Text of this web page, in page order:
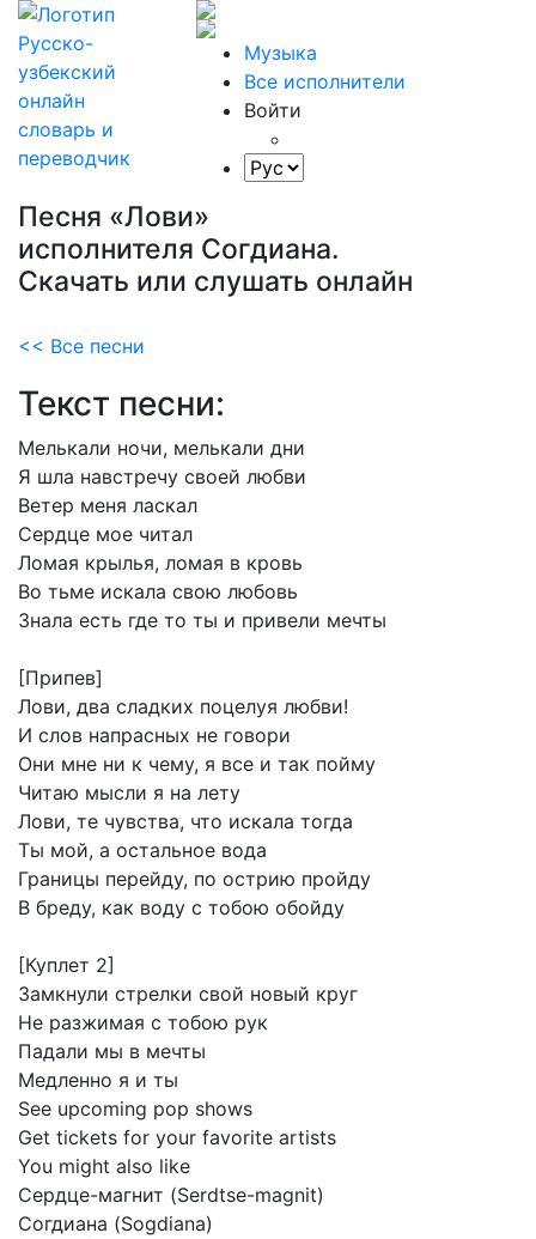
Музыка
Все исполнители
Войти
Песня «Лови»
исполнителя Согдиана.
Скачать или слушать онлайн
<< Все песни
Текст песни:
Мелькали ночи, мелькали дни
Я шла навстречу своей любви
Ветер меня ласкал
Сердце мое читал
Ломая крылья, ломая в кровь
Во тьме искала свою любовь
Знала есть где то ты и привели мечты
[Припев]
Лови, два сладких поцелуя любви!
И слов напрасных не говори
Они мне ни к чему, я все и так пойму
Читаю мысли я на лету
Лови, те чувства, что искала тогда
Ты мой, а остальное вода
Границы перейду, по острию пройду
В бреду, как воду с тобою обойду
[Куплет 2]
Замкнули стрелки свой новый круг
Не разжимая с тобою рук
Падали мы в мечты
Медленно я и ты
See upcoming pop shows
Get tickets for your favorite artists
You might also like
Сердце-магнит (Serdtse-magnit)
Согдиана (Sogdiana)